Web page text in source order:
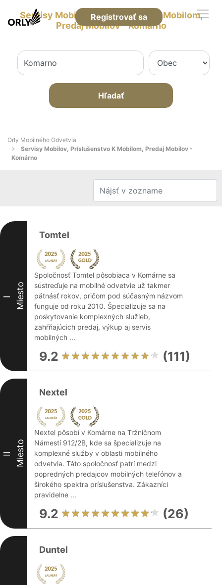
Registrovať sa
Servisy Mobilov, Príslušenstvo K Mobilom,
Predaj Mobilov - Komárno
Hľadať
Orly Mobilného Odvetvia
Servisy Mobilov, Príslušenstvo K Mobilom, Predaj Mobilov -
Komárno
I Miesto
Tomtel
Spoločnosť Tomtel pôsobiaca v Komárne sa
sústreďuje na mobilné odvetvie už takmer
pätnásť rokov, pričom pod súčasným názvom
funguje od roku 2010. Špecializuje sa na
poskytovanie komplexných služieb,
zahŕňajúcich predaj, výkup aj servis
mobilných ...
9.2 (111)
II Miesto
Nextel
Nextel pôsobí v Komárne na Tržničnom
Námestí 912/2B, kde sa špecializuje na
komplexné služby v oblasti mobilného
odvetvia. Táto spoločnosť patrí medzi
popredných predajcov mobilných telefónov a
širokého spektra príslušenstva. Zákazníci
pravidelne ...
9.2 (26)
Duntel